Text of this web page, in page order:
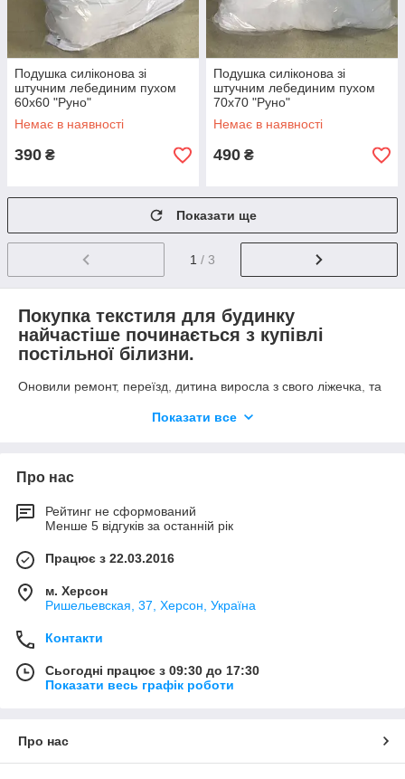
Подушка силіконова зі
штучним лебединим пухом
60х60 "Руно"
Немає в наявності
390 ₴
Подушка силіконова зі
штучним лебединим пухом
70х70 "Руно"
Немає в наявності
490 ₴
Показати ще
1 / 3
Покупка текстиля для будинку
найчастіше починається з купівлі
постільної білизни.
Оновили ремонт, переїзд, дитина виросла з свого ліжечка, та
постільною комплектом. Це найпростіший спосіб освіжити
з квітами для жінок і в клітку для чоловіків, є яскраві
Всі стандартні розміри постільної білизни є на
наших полицях:
полуторний
двоспальний
євро
king size
Допоможемо підібрати комплект для постелі під ваш
оновлюється
Показати все
Про нас
Рейтинг не сформований
Менше 5 відгуків за останній рік
Працює з 22.03.2016
м. Херсон
Ришельевская, 37, Херсон, Україна
Контакти
Сьогодні працює з 09:30 до 17:30
Показати весь графік роботи
Про нас